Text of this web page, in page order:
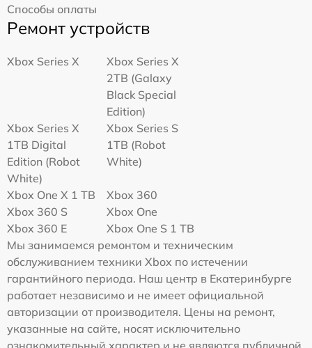
Способы оплаты
Ремонт устройств
Xbox Series X
Xbox Series X
2TB (Galaxy
Black Special
Edition)
Xbox Series X
1TB Digital
Edition (Robot
White)
Xbox Series S
1TB (Robot
White)
Xbox One X 1 TB
Xbox 360
Xbox 360 S
Xbox One
Xbox 360 E
Xbox One S 1 TB
Мы занимаемся ремонтом и техническим
обслуживанием техники Xbox по истечении
гарантийного периода. Наш центр в Екатеринбурге
работает независимо и не имеет официальной
авторизации от производителя. Цены на ремонт,
указанные на сайте, носят исключительно
ознакомительный характер и не являются публичной